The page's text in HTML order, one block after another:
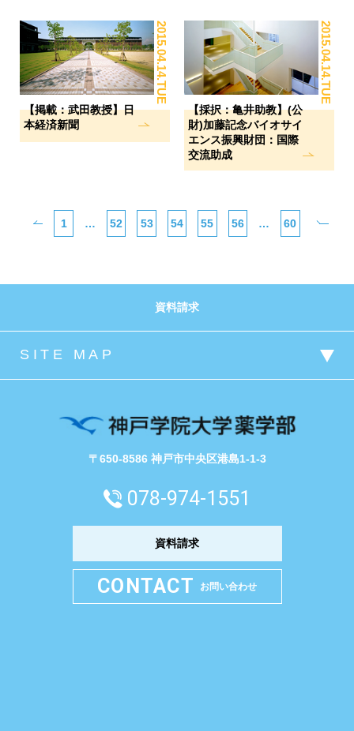
2015.04.14.TUE
【掲載：武田教授】日
本経済新聞
2015.04.14.TUE
【採択：亀井助教】(公
財)加藤記念バイオサイ
エンス振興財団：国際
交流助成
1 … 52 53 54 55 56 … 60
資料請求
〒650-8586 神戸市中央区港島1-1-3
078-974-1551
資料請求
CONTACT お問い合わせ